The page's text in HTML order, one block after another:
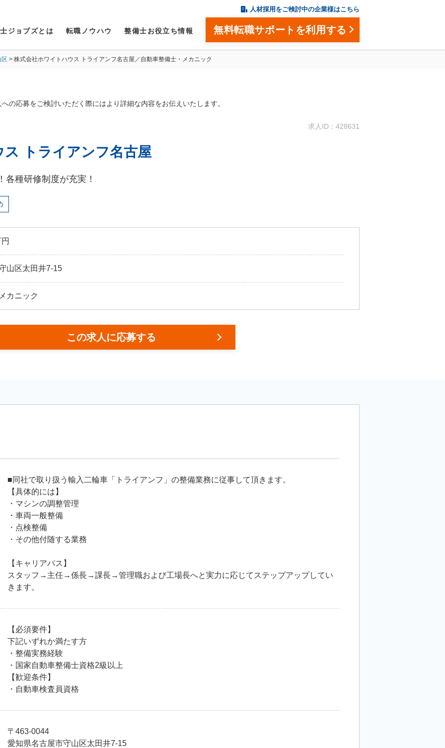
人材採用をご検討中の企業様はこちら
ジョブズとは 転職ノウハウ 整備士お役立ち情報 無料転職サポートを利用する
区 株式会社ホワイトハウス トライアンフ名古屋／自動車整備士・メカニック
の応募をご検討いただく際にはより詳細な内容をお伝えいたします。
求人ID：428631
トライアンフ名古屋
種研修制度が充実！
山区太田井7-15
カニック
この求人に応募する
■同社で取り扱う輸入二輪車「トライアンフ」の整備業務に従事して頂きます。
【具体的には】
・マシンの調整管理
・車両一般整備
・点検整備
・その他付随する業務
【キャリアパス】
スタッフ→主任→係長→課長→管理職および工場長へと実力に応じてステップアップしてい
きます。
【必須要件】
下記いずれか満たす方
・整備実務経験
・国家自動車整備士資格2級以上
【歓迎条件】
・自動車検査員資格
〒463-0044
愛知県名古屋市守山区太田井7-15